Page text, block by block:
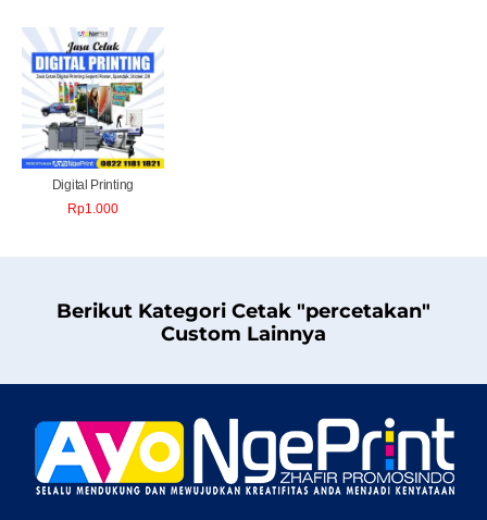
Digital Printing
Rp1.000
Berikut Kategori Cetak "percetakan"
Custom Lainnya